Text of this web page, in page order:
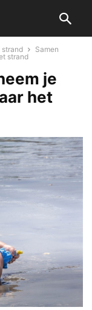
strand
Samen
strand
je
het